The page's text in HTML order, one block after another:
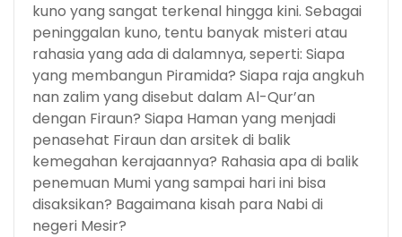
kuno yang sangat terkenal hingga kini. Sebagai
peninggalan kuno, tentu banyak misteri atau
rahasia yang ada di dalamnya, seperti: Siapa
yang membangun Piramida? Siapa raja angkuh
nan zalim yang disebut dalam Al-Qur’an
dengan Firaun? Siapa Haman yang menjadi
penasehat Firaun dan arsitek di balik
kemegahan kerajaannya? Rahasia apa di balik
penemuan Mumi yang sampai hari ini bisa
disaksikan? Bagaimana kisah para Nabi di
negeri Mesir?